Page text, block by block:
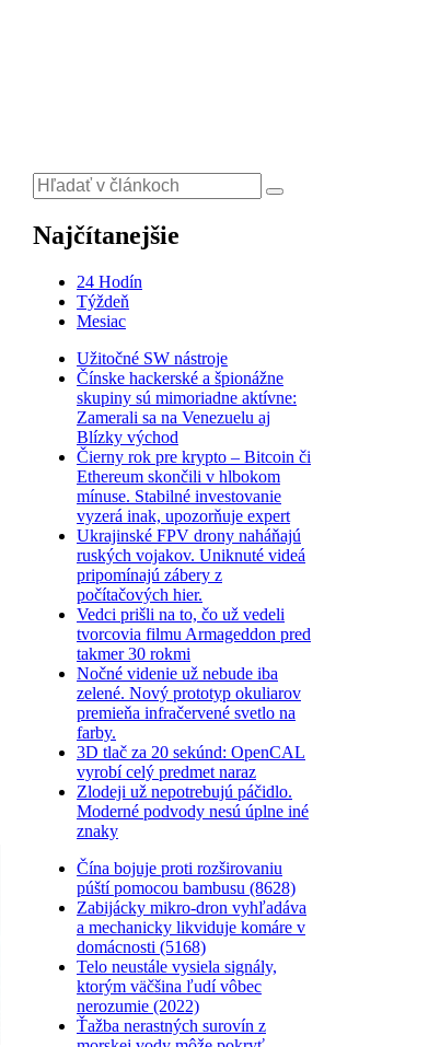
Najčítanejšie
24 Hodín
Týždeň
Mesiac
Užitočné SW nástroje
Čínske hackerské a špionážne
skupiny sú mimoriadne aktívne:
Zamerali sa na Venezuelu aj
Blízky východ
Čierny rok pre krypto – Bitcoin či
Ethereum skončili v hlbokom
mínuse. Stabilné investovanie
vyzerá inak, upozorňuje expert
Ukrajinské FPV drony naháňajú
ruských vojakov. Uniknuté videá
pripomínajú zábery z
počítačových hier.
Vedci prišli na to, čo už vedeli
tvorcovia filmu Armageddon pred
takmer 30 rokmi
Nočné videnie už nebude iba
zelené. Nový prototyp okuliarov
premieňa infračervené svetlo na
farby.
3D tlač za 20 sekúnd: OpenCAL
vyrobí celý predmet naraz
Zlodeji už nepotrebujú páčidlo.
Moderné podvody nesú úplne iné
znaky
Čína bojuje proti rozširovaniu
púští pomocou bambusu (8628)
Zabijácky mikro-dron vyhľadáva
a mechanicky likviduje komáre v
domácnosti (5168)
Telo neustále vysiela signály,
ktorým väčšina ľudí vôbec
nerozumie (2022)
Ťažba nerastných surovín z